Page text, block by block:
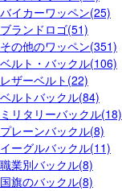
バイカーワッペン(25)
ブランドロゴ(51)
その他のワッペン(351)
ベルト・バックル(106)
レザーベルト(22)
ベルトバックル(84)
ミリタリーバックル(18)
プレーンバックル(8)
イーグルバックル(11)
職業別バックル(8)
国旗のバックル(8)